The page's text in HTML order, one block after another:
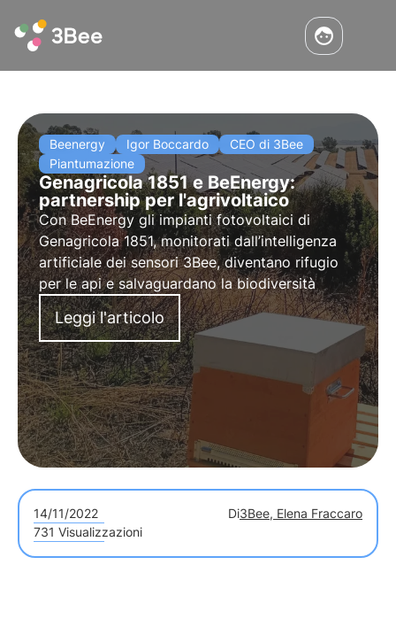
Beenergy Igor Boccardo
CEO di 3Bee
Piantumazione
Genagricola 1851 e BeEnergy:
partnership per l'agrivoltaico
Con BeEnergy gli impianti fotovoltaicidi
Genagricola 1851, monitorati dall’intelligenza
artificiale deisensori 3Bee, diventano rifugio
per le api e salvaguardano la biodiversità
Leggi l'articolo
14/11/2022 Di3Bee, Elena Fraccaro
731 Visualizzazioni